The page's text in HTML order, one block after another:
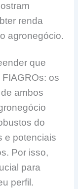
renda
agronegócio.
que
os
ambos
do
e potenciais
Por isso,
para
perfil.